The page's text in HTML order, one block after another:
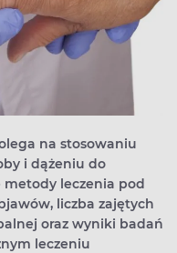
na stosowaniu
i dążeniu do
metody leczenia pod
liczba zajętych
oraz wyniki badań
leczeniu